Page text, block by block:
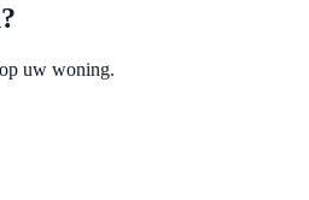
uw woning.